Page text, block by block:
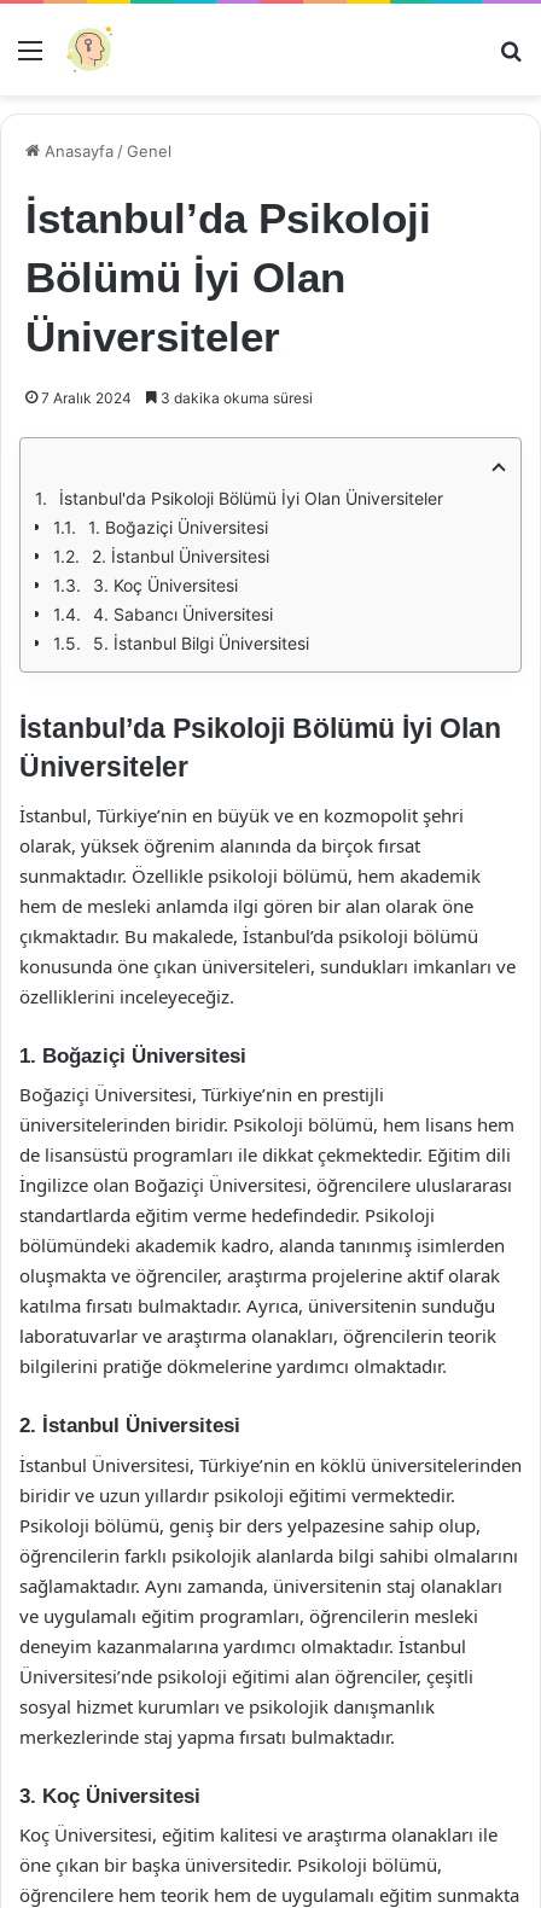
Menü
Anasayfa /Genel
İstanbul’da Psikoloji
Bölümü İyi Olan
Üniversiteler
7 Aralık 2024 3 dakika okuma süresi
İstanbul'da Psikoloji Bölümü İyi Olan Üniversiteler
1. Boğaziçi Üniversitesi
2. İstanbul Üniversitesi
3. Koç Üniversitesi
4. Sabancı Üniversitesi
5. İstanbul Bilgi Üniversitesi
İstanbul’da Psikoloji Bölümü İyi Olan
Üniversiteler
İstanbul, Türkiye’nin en büyük ve en kozmopolit şehri
olarak, yüksek öğrenim alanında da birçok fırsat
sunmaktadır. Özellikle psikoloji bölümü, hem akademik
hem de mesleki anlamda ilgi gören bir alan olarak öne
çıkmaktadır. Bu makalede, İstanbul’da psikoloji bölümü
konusunda öne çıkan üniversiteleri, sundukları imkanları ve
özelliklerini inceleyeceğiz.
1. Boğaziçi Üniversitesi
Boğaziçi Üniversitesi, Türkiye’nin en prestijli
üniversitelerinden biridir. Psikoloji bölümü, hem lisans hem
de lisansüstü programları ile dikkat çekmektedir. Eğitim dili
İngilizce olan Boğaziçi Üniversitesi, öğrencilere uluslararası
standartlarda eğitim verme hedefindedir. Psikoloji
bölümündeki akademik kadro, alanda tanınmış isimlerden
oluşmakta ve öğrenciler, araştırma projelerine aktif olarak
katılma fırsatı bulmaktadır. Ayrıca, üniversitenin sunduğu
laboratuvarlar ve araştırma olanakları, öğrencilerin teorik
bilgilerini pratiğe dökmelerine yardımcı olmaktadır.
2. İstanbul Üniversitesi
İstanbul Üniversitesi, Türkiye’nin en köklü üniversitelerinden
biridir ve uzun yıllardır psikoloji eğitimi vermektedir.
Psikoloji bölümü, geniş bir ders yelpazesine sahip olup,
öğrencilerin farklı psikolojik alanlarda bilgi sahibi olmalarını
sağlamaktadır. Aynı zamanda, üniversitenin staj olanakları
ve uygulamalı eğitim programları, öğrencilerin mesleki
deneyim kazanmalarına yardımcı olmaktadır. İstanbul
Üniversitesi’nde psikoloji eğitimi alan öğrenciler, çeşitli
sosyal hizmet kurumları ve psikolojik danışmanlık
merkezlerinde staj yapma fırsatı bulmaktadır.
3. Koç Üniversitesi
Koç Üniversitesi, eğitim kalitesi ve araştırma olanakları ile
öne çıkan bir başka üniversitedir. Psikoloji bölümü,
öğrencilere hem teorik hem de uygulamalı eğitim sunmakta